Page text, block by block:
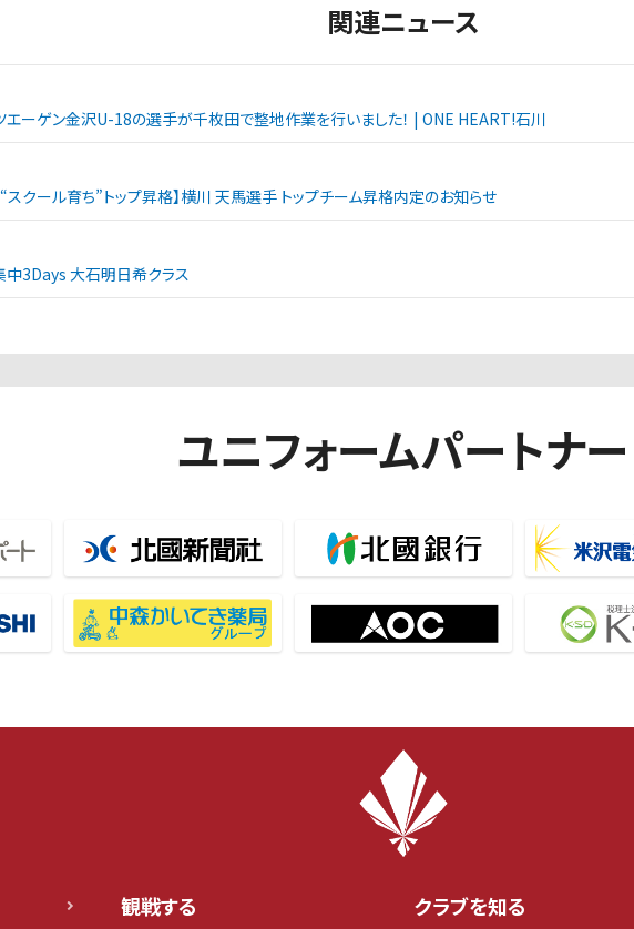
関連ニュース
ツエーゲン金沢U-18の選手が千枚田で整地作業を行いました！ | ONE HEART!石川
“スクール育ち”トップ昇格】横川 天馬選手 トップチーム昇格内定のお知らせ
3Days 大石明日希クラス
ユニフォームパートナー
観戦する クラブを知る